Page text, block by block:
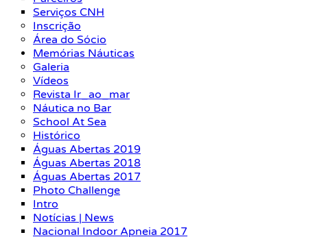
Serviços CNH
Inscrição
Área do Sócio
Memórias Náuticas
Galeria
Vídeos
Revista Ir_ao_mar
Náutica no Bar
School At Sea
Histórico
Águas Abertas 2019
Águas Abertas 2018
Águas Abertas 2017
Photo Challenge
Intro
Notícias | News
Nacional Indoor Apneia 2017